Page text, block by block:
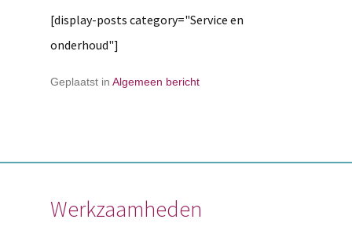
[display-posts category="Service en
onderhoud"]
Geplaatst in Algemeen bericht
Werkzaamheden